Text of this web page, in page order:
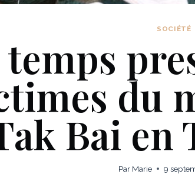
SOCIÉTÉ
temps
du
Bai en
Par Marie 9